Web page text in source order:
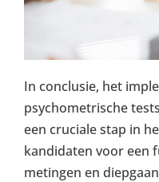
In conclusie, het
psychometrische
een cruciale stap in
kandidaten voor een
metingen en